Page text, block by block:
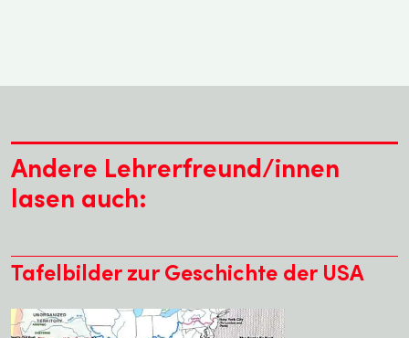
Andere Lehrerfreund/innen
lasen auch:
Tafelbilder zur Geschichte der USA